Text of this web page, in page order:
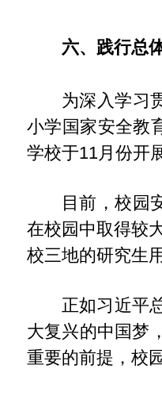
六、践行总
为深入学习
小学国家安全教
学校于11月份开
目前，校园
在校园中取得较
校三地的研究生
正如习近平
大复兴的中国梦
重要的前提，校